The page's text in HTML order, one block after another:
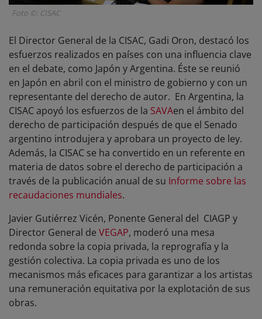
Foto ©: CISAC
El Director General de la CISAC, Gadi Oron, destacó los
esfuerzos realizados en países con una influencia clave
en el debate, como Japón y Argentina. Éste se reunió
en Japón en abril con el ministro de gobierno y con un
representante del derecho de autor. En Argentina, la
CISAC apoyó los esfuerzos de la SAVAen el ámbito del
derecho de participación después de que el Senado
argentino introdujera y aprobara un proyecto de ley.
Además, la CISAC se ha convertido en un referente en
materia de datos sobre el derecho de participación a
través de la publicación anual de su Informe sobre las
recaudaciones mundiales.
Javier Gutiérrez Vicén, Ponente General del CIAGP y
Director General de VEGAP, moderó una mesa
redonda sobre la copia privada, la reprografía y la
gestión colectiva. La copia privada es uno de los
mecanismos más eficaces para garantizar a los artistas
una remuneración equitativa por la explotación de sus
obras.